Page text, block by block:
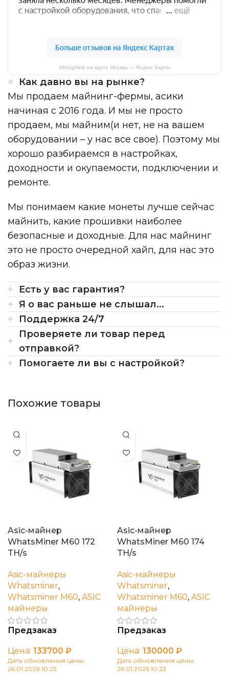
MiningHelp на карте Москвы — Яндекс Карты
Как давно вы на рынке?
Мы продаем майнинг-фермы, асики
начиная с 2016 года. И мы не просто
продаем, мы майним(и нет, не на вашем
оборудовании – у нас все свое). Поэтому мы
хорошо разбираемся в настройках,
доходности и окупаемости, подключении и
ремонте.
Мы понимаем какие монеты лучше сейчас
майнить, какие прошивки наиболее
безопасные и доходные. Для нас майнинг
это не просто очередной хайп, для нас это
образ жизни.
Есть у вас гарантия?
Я о вас раньше не слышал...
Поддержка 24/7
Проверяете ли товар перед
отправкой?
Помогаете ли вы с настройкой?
Похожие товары
Asic-майнер
WhatsMiner M60 172
TH/s
Asic-майнеры
Whatsminer,
Whatsminer M60, ASIC
майнеры
Предзаказ
Цена: 133700 ₽
Дата обновления цены:
26.01.2026 10:23
Asic-майнер
WhatsMiner M60 174
TH/s
Asic-майнеры
Whatsminer,
Whatsminer M60, ASIC
майнеры
Предзаказ
Цена: 130000 ₽
Дата обновления цены:
26.01.2026 10:23